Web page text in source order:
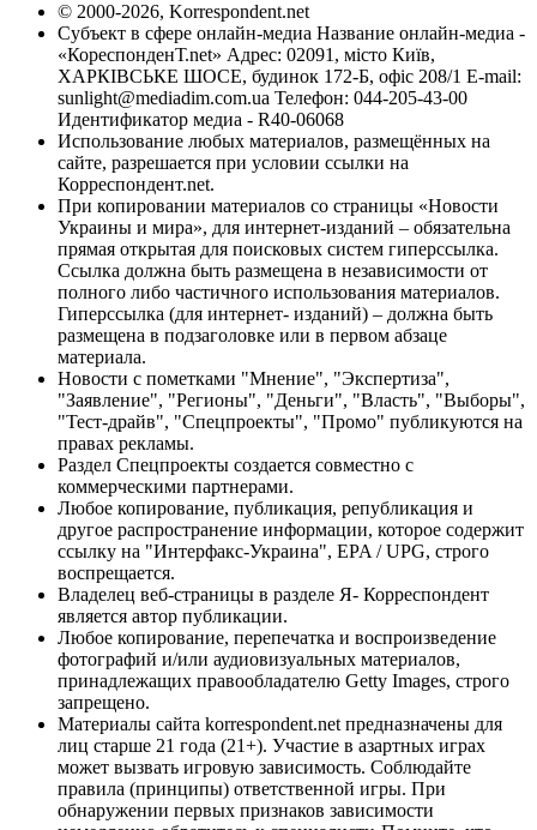
© 2000-2026, Korrespondent.net
Субъект в сфере онлайн-медиа Название онлайн-медиа -
«КореспонденТ.net» Адрес: 02091, місто Київ,
ХАРКІВСЬКЕ ШОСЕ, будинок 172-Б, офіс 208/1 E-mail:
sunlight@mediadim.com.ua Телефон: 044-205-43-00
Идентификатор медиа - R40-06068
Использование любых материалов, размещённых на
сайте, разрешается при условии ссылки на
Корреспондент.net.
При копировании материалов со страницы «Новости
Украины и мира», для интернет-изданий – обязательна
прямая открытая для поисковых систем гиперссылка.
Ссылка должна быть размещена в независимости от
полного либо частичного использования материалов.
Гиперссылка (для интернет- изданий) – должна быть
размещена в подзаголовке или в первом абзаце
материала.
Новости с пометками "Мнение", "Экспертиза",
"Заявление", "Регионы", "Деньги", "Власть", "Выборы",
"Тест-драйв", "Спецпроекты", "Промо" публикуются на
правах рекламы.
Раздел Спецпроекты создается совместно с
коммерческими партнерами.
Любое копирование, публикация, републикация и
другое распространение информации, которое содержит
ссылку на "Интерфакс-Украина", EPA / UPG, строго
воспрещается.
Владелец веб-страницы в разделе Я- Корреспондент
является автор публикации.
Любое копирование, перепечатка и воспроизведение
фотографий и/или аудиовизуальных материалов,
принадлежащих правообладателю Getty Images, строго
запрещено.
Материалы сайта korrespondent.net предназначены для
лиц старше 21 года (21+). Участие в азартных играх
может вызвать игровую зависимость. Соблюдайте
правила (принципы) ответственной игры. При
обнаружении первых признаков зависимости